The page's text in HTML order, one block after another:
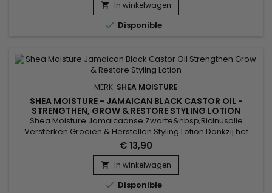
herstelt zonder het haar te verzwaren. Perfect voor degenen
die regelmatig hun haar kleuren, steil maken of permanent
maken, evenals...
 In winkelwagen
 Disponible
MERK: SHEA MOISTURE
SHEA MOISTURE - JAMAICAN BLACK CASTOR OIL -
STRENGTHEN, GROW & RESTORE STYLING LOTION
Shea Moisture Jamaicaanse Zwarte&nbsp;Ricinusolie
Versterken Groeien & Herstellen Styling Lotion Dankzij het
exclusieve complex van Jamaicaanse Zwarte Ricinusolie,
Karitéboter, Pepermunt en Keratine, herstelt de haarlotion
het meest beschadigde en verzwakte haar van
binnenuit.&nbsp; De schubben van het haar worden opnieuw
gelast, het hart van de...
€ 13,90
 In winkelwagen
 Disponible